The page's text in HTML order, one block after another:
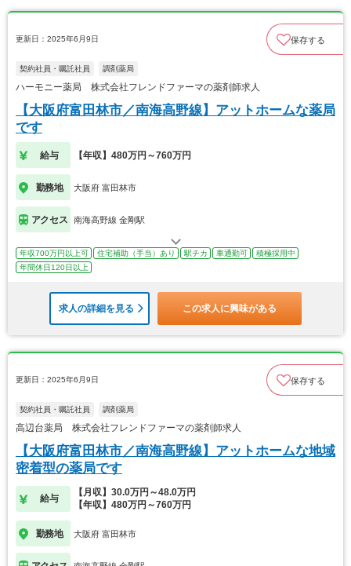
更新日：2025年6月9日 保存する
契約社員・嘱託社員 調剤薬局
ハーモニー薬局 株式会社フレンドファーマの薬剤師求人
【大阪府富田林市／南海高野線】アットホームな薬局
です
給与 【年収】480万円～760万円
勤務地 大阪府 富田林市
アクセス 南海高野線 金剛駅
年収700万円以上可 住宅補助（手当）あり 駅チカ 車通勤可
積極採用中
年間休日120日以上
求人の詳細を見る この求人に興味がある
更新日：2025年6月9日 保存する
契約社員・嘱託社員 調剤薬局
高辺台薬局 株式会社フレンドファーマの薬剤師求人
【大阪府富田林市／南海高野線】アットホームな地域
密着型の薬局です
給与
【月収】30.0万円～48.0万円
【年収】480万円～760万円
勤務地 大阪府 富田林市